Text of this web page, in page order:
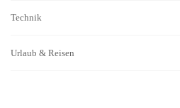
Technik
Urlaub & Reisen